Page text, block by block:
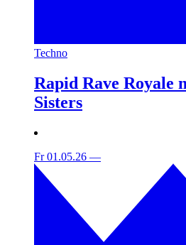
Techno
Rapid Rave Royale
Sisters
Fr 01.05.26 —